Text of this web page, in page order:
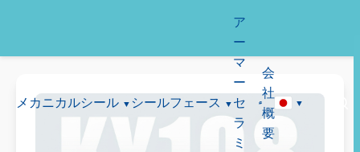
メカニカルシール シールフェース
ア
ー
マ
ー
セ
ラ
ミ
会
社
概
要